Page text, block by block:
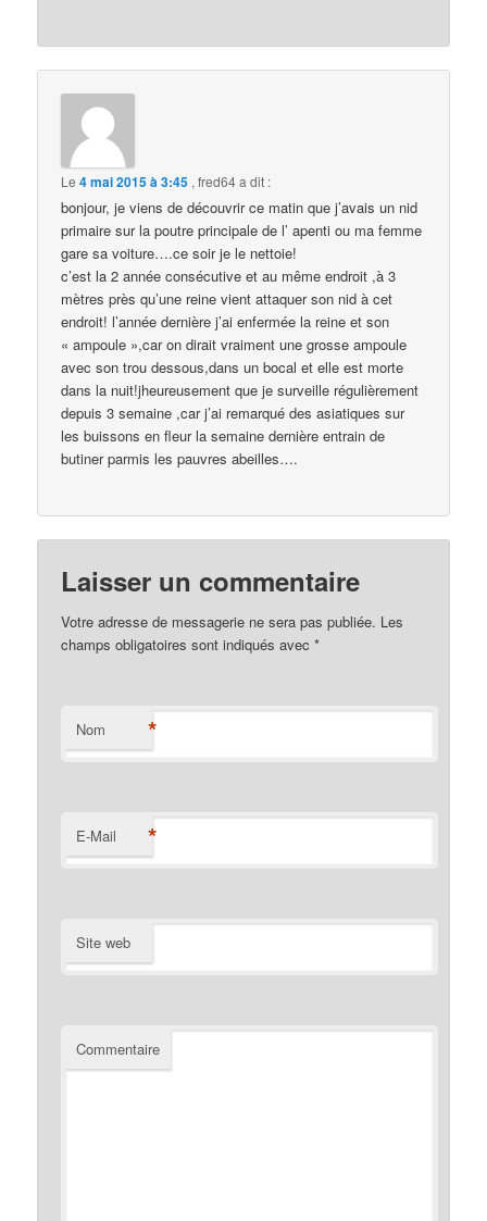
Le4 mai 2015 à 3:45 ,fred64a dit :
bonjour, je viens de découvrir ce matin que j’avais un nid
primaire sur la poutre principale de l’ apenti ou ma femme
gare sa voiture….ce soir je le nettoie!
c’est la 2 année consécutive et au même endroit ,à 3
mètres près qu’une reine vient attaquer son nid à cet
endroit! l’année dernière j’ai enfermée la reine et son
« ampoule »,car on dirait vraiment une grosse ampoule
avec son trou dessous,dans un bocal et elle est morte
dans la nuit!jheureusement que je surveille régulièrement
depuis 3 semaine ,car j’ai remarqué des asiatiques sur
les buissons en fleur la semaine dernière entrain de
butiner parmis les pauvres abeilles….
Laisser un commentaire
Votre adresse de messagerie ne sera pas publiée. Les
champs obligatoires sont indiqués avec*
Nom *
E-Mail *
Site web
Commentaire